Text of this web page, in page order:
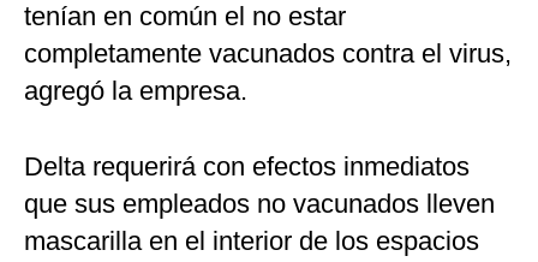
tenían en común el no estar
completamente vacunados contra el virus,
agregó la empresa.
Delta requerirá con efectos inmediatos
que sus empleados no vacunados lleven
mascarilla en el interior de los espacios